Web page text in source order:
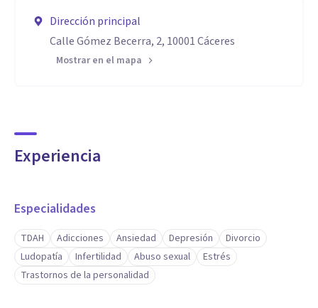
Dirección principal
Calle Gómez Becerra, 2, 10001 Cáceres
Mostrar en el mapa
Experiencia
Especialidades
TDAH Adicciones Ansiedad Depresión
Divorcio
Ludopatía
Infertilidad Abuso sexual
Estrés
Trastornos de la personalidad